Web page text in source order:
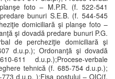
foto – M.P.R. (f. 522-541
bunuri S.E.B. (f. 544-545
domiciliară şi planşe foto –
şi dovadă predare bunuri P.G.
de percheziţie domiciliară şi
d.u.p.); Ordonanţă şi dovadă
611 d.u.p.);Procese-verbale
tehnică (f. 685-754 d.u.p.);
d.u.p. );Fişa postului – OIC(f.